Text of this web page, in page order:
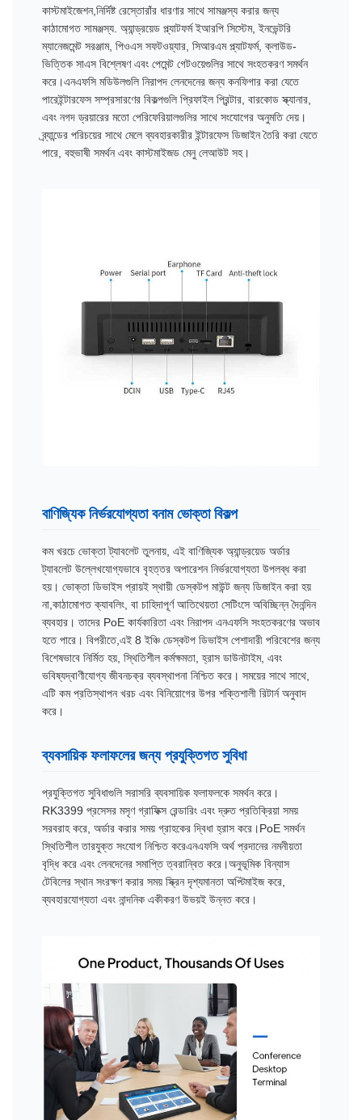
কাস্টমাইজেশন,নির্দিষ্ট রেস্তোরাঁর ধারণার সাথে সামঞ্জস্য করার জন্য
কাঠামোগত সামঞ্জস্য. অ্যান্ড্রয়েড প্ল্যাটফর্ম ইআরপি সিস্টেম, ইনভেন্টরি
ম্যানেজমেন্ট সরঞ্জাম, পিওএস সফটওয়্যার, সিআরএম প্ল্যাটফর্ম, ক্লাউড-
ভিত্তিক সাএস বিশ্লেষণ এবং পেমেন্ট গেটওয়েগুলির সাথে সংহতকরণ সমর্থন
করে।এনএফসি মডিউলগুলি নিরাপদ লেনদেনের জন্য কনফিগার করা যেতে
পারেইন্টারফেস সম্প্রসারণের বিকল্পগুলি প্রিফাইল প্রিন্টার, বারকোড স্ক্যানার,
এবং নগদ ড্রয়ারের মতো পেরিফেরিয়ালগুলির সাথে সংযোগের অনুমতি দেয়।
ব্র্যান্ডের পরিচয়ের সাথে মেলে ব্যবহারকারীর ইন্টারফেস ডিজাইন তৈরি করা যেতে
পারে, বহুভাষী সমর্থন এবং কাস্টমাইজড মেনু লেআউট সহ।
বাণিজ্যিক নির্ভরযোগ্যতা বনাম ভোক্তা বিকল্প
কম খরচে ভোক্তা ট্যাবলেট তুলনায়, এই বাণিজ্যিক অ্যান্ড্রয়েড অর্ডার
ট্যাবলেট উল্লেখযোগ্যভাবে বৃহত্তর অপারেশন নির্ভরযোগ্যতা উপলব্ধ করা
হয়। ভোক্তা ডিভাইস প্রায়ই স্থায়ী ডেস্কটপ মাউন্ট জন্য ডিজাইন করা হয়
না,কাঠামোগত ক্যাবলিং, বা চাহিদাপূর্ণ আতিথেয়তা সেটিংসে অবিচ্ছিন্ন দৈনন্দিন
ব্যবহার। তাদের PoE কার্যকারিতা এবং নিরাপদ এনএফসি সংহতকরণের অভাব
হতে পারে। বিপরীতে,এই 8 ইঞ্চি ডেস্কটপ ডিভাইস পেশাদারী পরিবেশের জন্য
বিশেষভাবে নির্মিত হয়, স্থিতিশীল কর্মক্ষমতা, হ্রাস ডাউনটাইম, এবং
ভবিষ্যদ্বাণীযোগ্য জীবনচক্র ব্যবস্থাপনা নিশ্চিত করে। সময়ের সাথে সাথে,
এটি কম প্রতিস্থাপন খরচ এবং বিনিয়োগের উপর শক্তিশালী রিটার্ন অনুবাদ
করে।
ব্যবসায়িক ফলাফলের জন্য প্রযুক্তিগত সুবিধা
প্রযুক্তিগত সুবিধাগুলি সরাসরি ব্যবসায়িক ফলাফলকে সমর্থন করে।
RK3399 প্রসেসর মসৃণ গ্রাফিক্স রেন্ডারিং এবং দ্রুত প্রতিক্রিয়া সময়
সরবরাহ করে, অর্ডার করার সময় গ্রাহকের দ্বিধা হ্রাস করে।PoE সমর্থন
স্থিতিশীল তারযুক্ত সংযোগ নিশ্চিত করেএনএফসি অর্থ প্রদানের নমনীয়তা
বৃদ্ধি করে এবং লেনদেনের সমাপ্তি ত্বরান্বিত করে।অনুভূমিক বিন্যাস
টেবিলের স্থান সংরক্ষণ করার সময় স্ক্রিন দৃশ্যমানতা অপ্টিমাইজ করে,
ব্যবহারযোগ্যতা এবং নান্দনিক একীকরণ উভয়ই উন্নত করে।